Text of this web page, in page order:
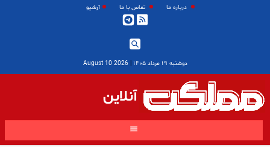
درباره ما تماس با ما آرشیو
دوشنبه ۱۹ مرداد ۱۴۰۵ |
2026 August 10
آنلاین